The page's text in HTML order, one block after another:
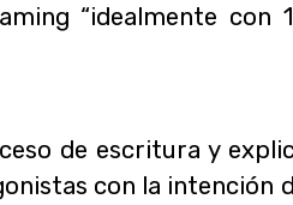
“idealmente con
de escritura y
con la intención